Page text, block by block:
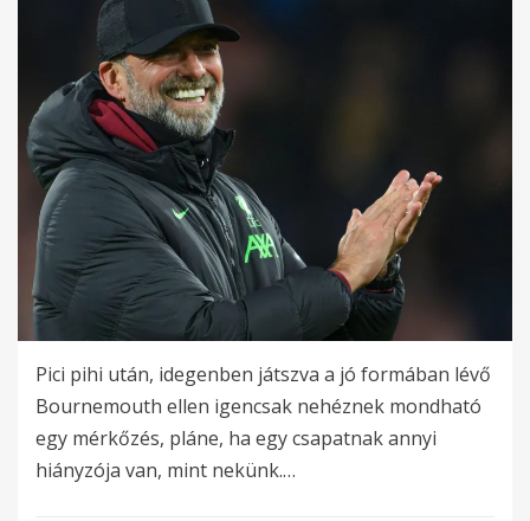
Pici pihi után, idegenben játszva a jó formában lévő
Bournemouth ellen igencsak nehéznek mondható
egy mérkőzés, pláne, ha egy csapatnak annyi
hiányzója van, mint nekünk.…